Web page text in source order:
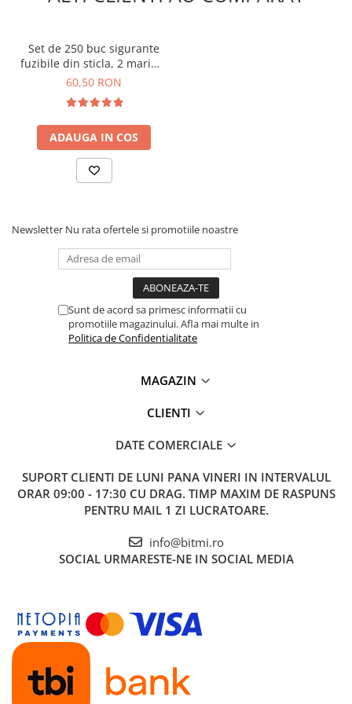
Set de 250 buc sigurante
fuzibile din sticla, 2 marimi,
1-20A, 250V, Bitmi 11326
60,50 RON
ADAUGA IN COS
Newsletter Nu rata ofertele si promotiile noastre
Sunt de acord sa primesc informatii cu
promotiile magazinului. Afla mai multe in
Politica de Confidentialitate
MAGAZIN
CLIENTI
DATE COMERCIALE
SUPORT CLIENTI DE LUNI PANA VINERI IN INTERVALUL
ORAR 09:00 - 17:30 CU DRAG. TIMP MAXIM DE RASPUNS
PENTRU MAIL 1 ZI LUCRATOARE.
info@bitmi.ro
SOCIAL URMARESTE-NE IN SOCIAL MEDIA